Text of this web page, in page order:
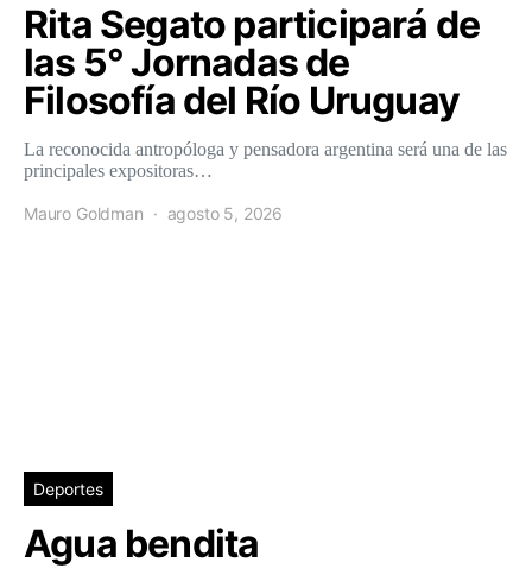
Rita Segato participará de
las 5° Jornadas de
Filosofía del Río Uruguay
La reconocida antropóloga y pensadora argentina será una de las
principales expositoras…
Mauro Goldman agosto 5, 2026
Deportes
Agua bendita